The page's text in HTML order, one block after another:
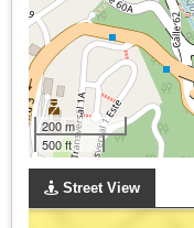
200 m
500 ft
Street View